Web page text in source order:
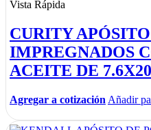
Vista Rápida
CURITY
IMPREGNADOS
ACEITE DE
Agregar a cotización Añadir